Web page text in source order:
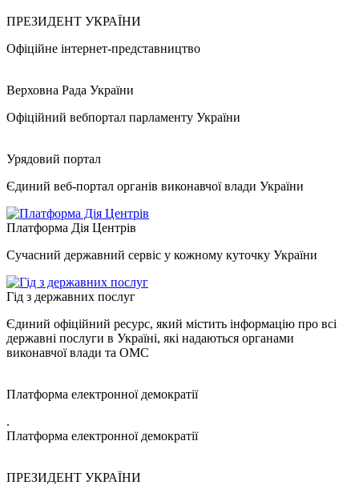
ПРЕЗИДЕНТ УКРАЇНИ
Офіційне інтернет-представництво
Верховна Рада України
Офіційний вебпортал парламенту України
Урядовий портал
Єдиний веб-портал органів виконавчої влади України
Платформа Дія Центрів
Сучасний державний сервіс у кожному куточку України
Гід з державних послуг
Єдиний офіційний ресурс, який містить інформацію про всі
державні послуги в Україні, які надаються органами
виконавчої влади та ОМС
Платформа електронної демократії
.
Платформа електронної демократії
ПРЕЗИДЕНТ УКРАЇНИ